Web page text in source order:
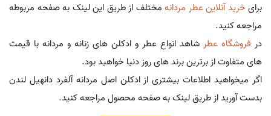
برایخرید آنلاین عطر مردانه مختلف از طریق این لینک به صفحه مربوطه
مراجعه کنید.
در فروشگاه عطر شاهد انواع عطر و ادکلن های زنانه و مردانه با قیمت
های متفاوت از برترین برند های روز دنیا خواهید بود.
اگر میخواهید اطلاعات بیشتری از ادکلن اصل مردانه آلفرد دانهیل لندن
بدست آورید از طریق لینک به صفحه محصول مراجعه کنید.